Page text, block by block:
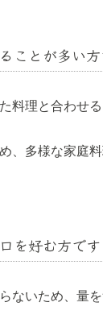
ことが多い
料理と合わせ
、多様な家庭
を好む方です
ないため、量